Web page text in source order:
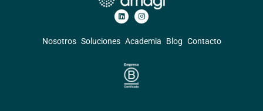
Nosotros Soluciones Academia Blog Contacto